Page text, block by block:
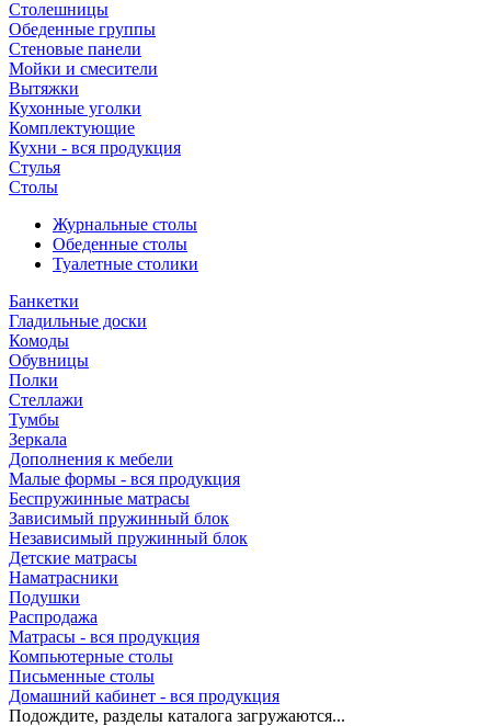
Столешницы
Обеденные группы
Стеновые панели
Мойки и смесители
Вытяжки
Кухонные уголки
Комплектующие
Кухни - вся продукция
Стулья
Столы
Журнальные столы
Обеденные столы
Туалетные столики
Банкетки
Гладильные доски
Комоды
Обувницы
Полки
Стеллажи
Тумбы
Зеркала
Дополнения к мебели
Малые формы - вся продукция
Беспружинные матрасы
Зависимый пружинный блок
Независимый пружинный блок
Детские матрасы
Наматрасники
Подушки
Распродажа
Матрасы - вся продукция
Компьютерные столы
Письменные столы
Домашний кабинет - вся продукция
Подождите, разделы каталога загружаются...